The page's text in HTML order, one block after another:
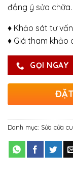
đồng ý sửa
♦ Khảo sát tư
♦ Giá tham khảo
GỌI NGAY
Danh mục: Sửa cửa